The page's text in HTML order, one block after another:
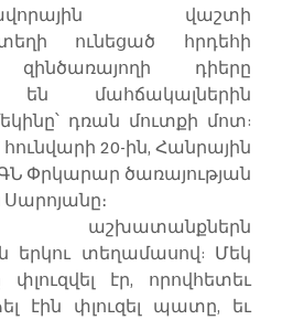
վաշտի
ունեցած հրդեհի
դիերը
են մահճակալներին
դռան մուտքի մոտ:
հունվարի 20-ին, Հանրային
Փրկարար ծառայության
աշխատանքներն
երկու տեղամասով: Մեկ
էր, որովհետեւ
էին փլուզել պատը, եւ